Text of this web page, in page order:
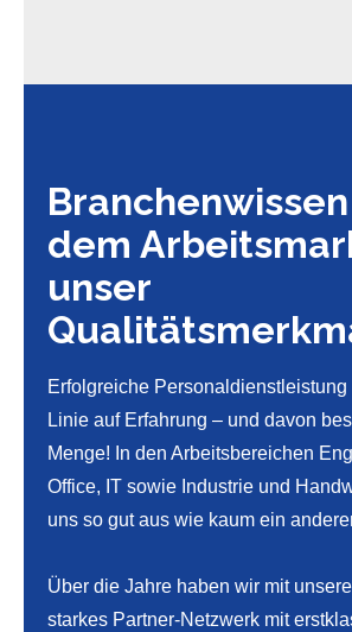
dem
unser
Erfolgreiche
Linie auf Erfahrung – und davon
Menge! In den Arbeitsbereichen
Office, IT sowie Industrie und
uns so gut aus wie kaum ein
Über die Jahre haben wir mit
starkes Partner-Netzwerk mit